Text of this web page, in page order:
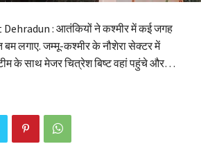
: आतंकियों ने कश्मीर में कई जगह
लगाए. जम्मू-कश्मीर के नौशेरा सेक्टर में
के साथ मेजर चित्रेश बिष्ट वहां पहुंचे और…